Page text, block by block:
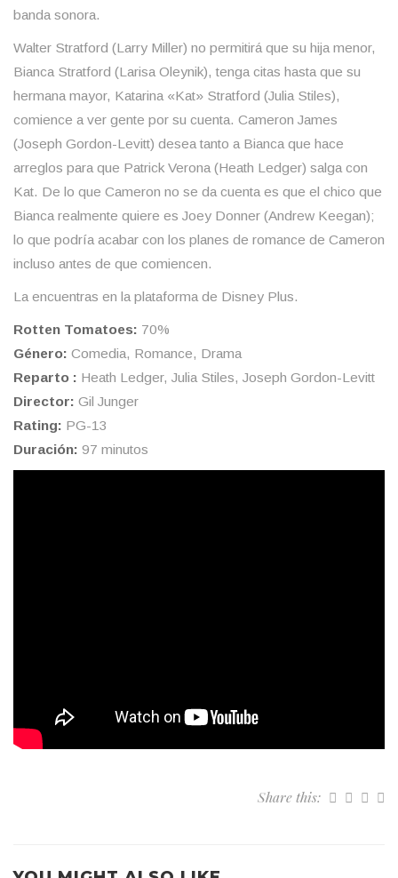
banda sonora.
Walter Stratford (Larry Miller) no permitirá que su hija menor,
Bianca Stratford (Larisa Oleynik), tenga citas hasta que su
hermana mayor, Katarina «Kat» Stratford (Julia Stiles),
comience a ver gente por su cuenta. Cameron James
(Joseph Gordon-Levitt) desea tanto a Bianca que hace
arreglos para que Patrick Verona (Heath Ledger) salga con
Kat. De lo que Cameron no se da cuenta es que el chico que
Bianca realmente quiere es Joey Donner (Andrew Keegan);
lo que podría acabar con los planes de romance de Cameron
incluso antes de que comiencen.
La encuentras en la plataforma de Disney Plus.
Rotten Tomatoes: 70%
Género: Comedia, Romance, Drama
Reparto : Heath Ledger, Julia Stiles, Joseph Gordon-Levitt
Director: Gil Junger
Rating: PG-13
Duración: 97 minutos
Share this: